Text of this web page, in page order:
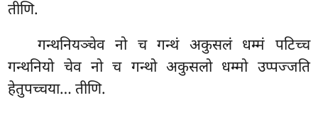
तीणि.
गन्थनियञ्चेव नो च गन्थं अकुसलं धम्मं पटिच्च
गन्थनियो चेव नो च गन्थो अकुसलो धम्मो उप्पज्जति
हेतुपच्चया… तीणि.